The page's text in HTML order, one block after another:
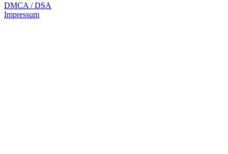
DMCA / DSA
Impressum